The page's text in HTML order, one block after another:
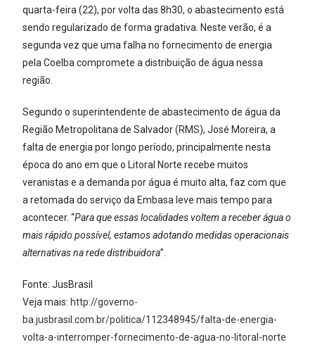
quarta-feira (22), por volta das 8h30, o abastecimento está
sendo regularizado de forma gradativa. Neste verão, é a
segunda vez que uma falha no fornecimento de energia
pela Coelba compromete a distribuição de água nessa
região.
Segundo o superintendente de abastecimento de água da
Região Metropolitana de Salvador (RMS), José Moreira, a
falta de energia por longo período, principalmente nesta
época do ano em que o Litoral Norte recebe muitos
veranistas e a demanda por água é muito alta, faz com que
a retomada do serviço da Embasa leve mais tempo para
acontecer. “Para que essas localidades voltem a receber água o
mais rápido possível, estamos adotando medidas operacionais
alternativas na rede distribuidora”.
Fonte: JusBrasil
Veja mais: http://governo-
ba.jusbrasil.com.br/politica/112348945/falta-de-energia-
volta-a-interromper-fornecimento-de-agua-no-litoral-norte